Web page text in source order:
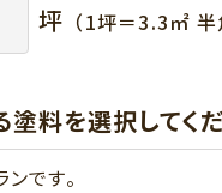
坪 （1坪＝3.3㎡
塗料を選択してく
です。